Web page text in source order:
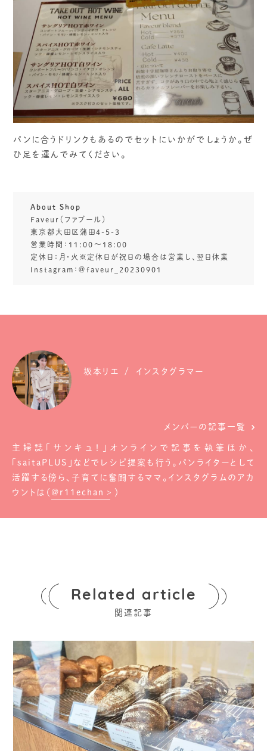
パンに合うドリンクもあるのでセットにいかがでしょうか。ぜ
ひ足を運んでみてください。
About Shop
Faveur（ファブール）
東京都大田区蒲田4-5-3
営業時間：11:00〜18:00
定休日：月・火※定休日が祝日の場合は営業し、翌日休業
Instagram：＠faveur_20230901
坂本リエ インスタグラマー
メンバーの記事一覧
主婦誌「サンキュ！」オンラインで記事を執筆ほか、
「saitaPLUS」などでレシピ提案も行う。パンライターとして
活躍する傍ら、子育てに奮闘するママ。インスタグラムのアカ
ウントは（ @r11echan ）
Related article
関連記事